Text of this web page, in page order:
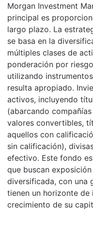
Morgan Investment
principal es
largo plazo. La
se basa en la
múltiples clases de
ponderación por
utilizando
resulta apropiado.
activos, incluyendo
(abarcando
valores convertibles,
aquellos con
sin calificación),
efectivo. Este fondo
que buscan
diversificada, con una
tienen un horizonte
crecimiento de su